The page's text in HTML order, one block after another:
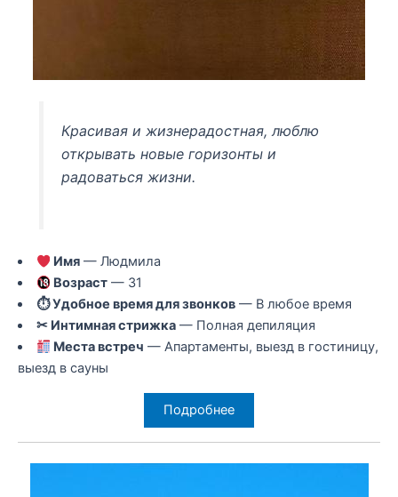
Красивая и жизнерадостная, люблю
открывать новые горизонты и
радоваться жизни.
Имя — Людмила
Возраст — 31
⏱ Удобное время для звонков— В любое время
✂ Интимная стрижка— Полная депиляция
Места встреч — Апартаменты, выезд в гостиницу,
выезд в сауны
Подробнее